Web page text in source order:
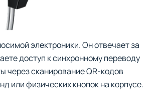
электроники. Он отвечает за
доступ к синхронному переводу
через сканирование QR-кодов
или физических кнопок на корпусе.